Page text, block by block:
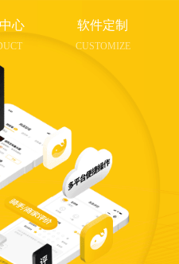
心 软件定制
CUSTOMIZE